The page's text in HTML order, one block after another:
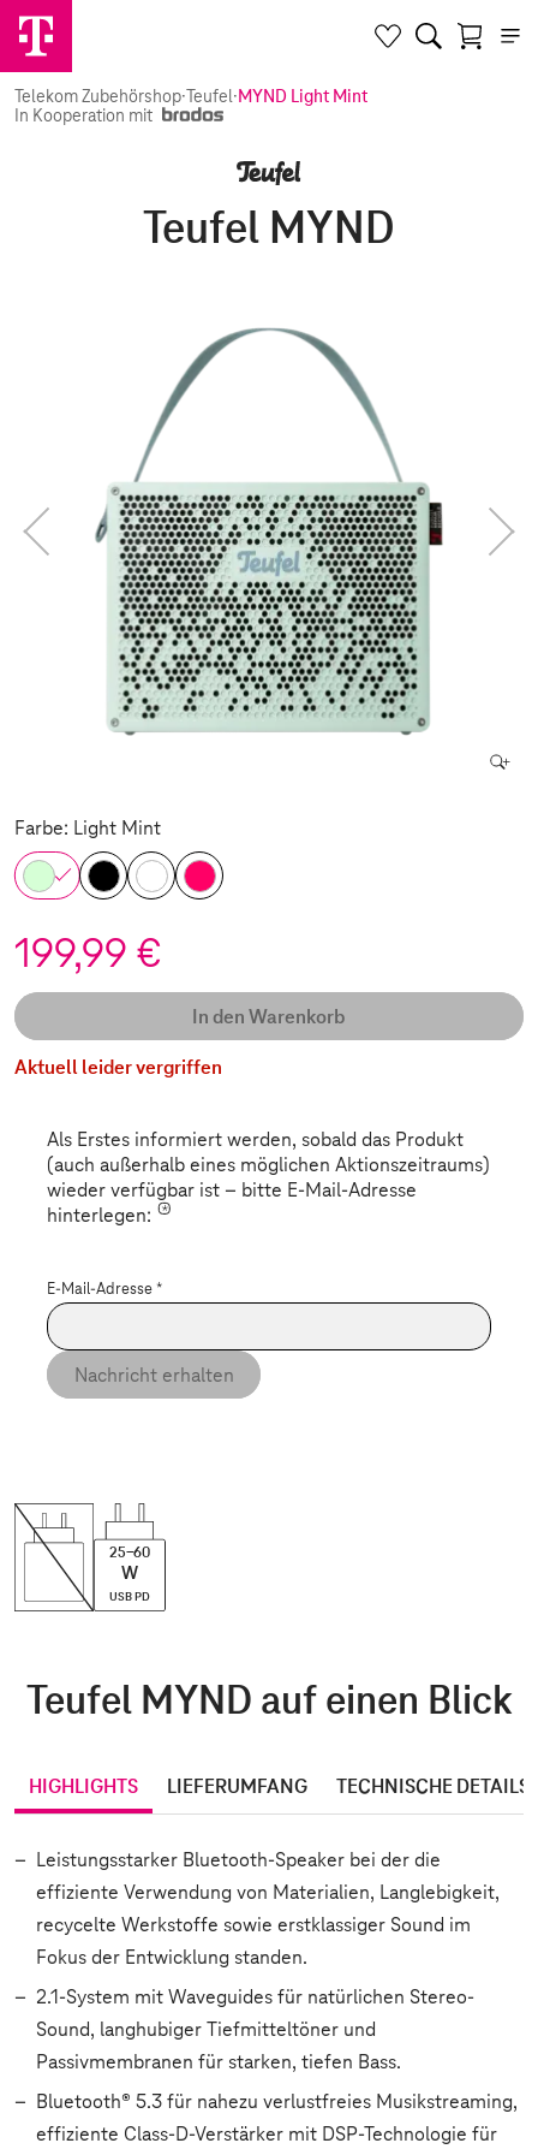
Telekom Zubehörshop·Teufel·MYND Light Mint
In Kooperation mit
Teufel MYND
Farbe: Light Mint
199,99 €
In den Warenkorb
Aktuell leider vergriffen
Als Erstes informiert werden, sobald das Produkt
(auch außerhalb eines möglichen Aktionszeitraums)
wieder verfügbar ist – bitte E-Mail-Adresse
hinterlegen: *
E-Mail-Adresse*
Nachricht erhalten
W
USB PD
25-60
Teufel MYND auf einen Blick
HIGHLIGHTS LIEFERUMFANG TECHNISCHE DETAILS
Leistungsstarker Bluetooth-Speaker bei der die
effiziente Verwendung von Materialien, Langlebigkeit,
recycelte Werkstoffe sowie erstklassiger Sound im
Fokus der Entwicklung standen.
2.1-System mit Waveguides für natürlichen Stereo-
Sound, langhubiger Tiefmitteltöner und
Passivmembranen für starken, tiefen Bass.
Bluetooth® 5.3 für nahezu verlustfreies Musikstreaming,
effiziente Class-D-Verstärker mit DSP-Technologie für